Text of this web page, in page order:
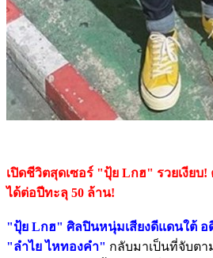
เปิดชีวิตสุดเซอร์ "ปุ้ย Lกฮ" รวยเงียบ
ได้ต่อปีทะลุ 50 ล้าน!
"ปุ้ย Lกฮ" ศิลปินหนุ่มเสียงดีแดนใต้ อ
"ลำไย ไหทองคำ" กลับมาเป็นที่จับตา